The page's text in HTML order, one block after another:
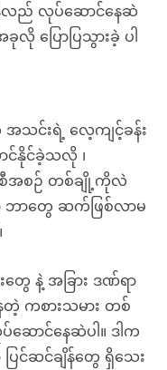
န်လည် လုပ်ဆောင်နေဆဲ
ပြောပြသွားခဲ့ ပါ
သင်းရဲ့ လေ့ကျင့်ခန်း
နိုင်ခဲ့သလို ၊
အစဉ် တစ်ချို့ကိုလဲ
ဘာတွေ ဆက်ဖြစ်လာမ
တွေ နဲ့ အခြား ဒဏ်ရာ
ကစားသမား တစ်
ဆောင်နေဆဲပါ။ ဒါက
ြင်ဆင်ချိန်တွေ ရှိသေး